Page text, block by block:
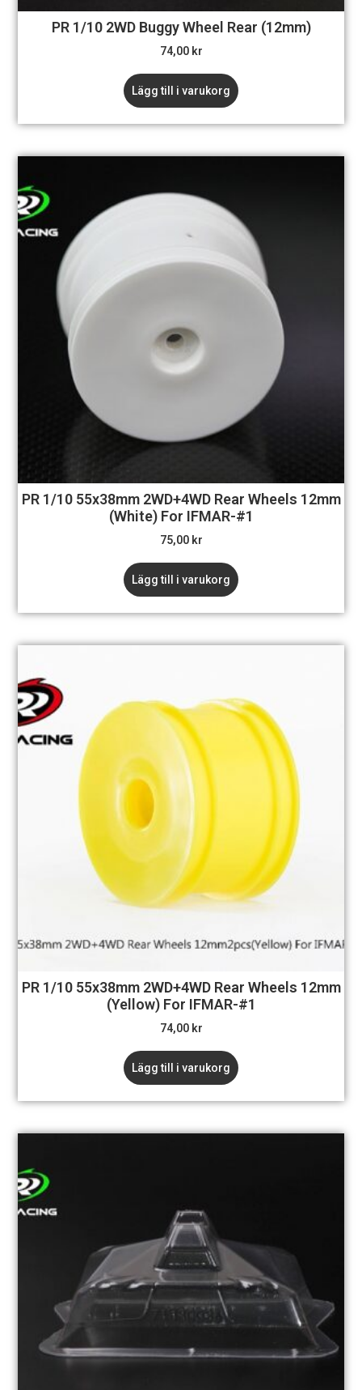
PR 1/10 2WD Buggy Wheel Rear (12mm)
74,00 kr
Lägg till i varukorg
PR 1/10 55x38mm 2WD+4WD Rear Wheels 12mm
(White) For IFMAR-#1
75,00 kr
Lägg till i varukorg
PR 1/10 55x38mm 2WD+4WD Rear Wheels 12mm
(Yellow) For IFMAR-#1
74,00 kr
Lägg till i varukorg